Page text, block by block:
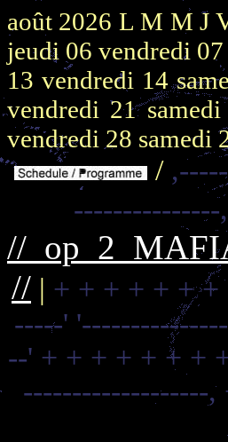
août 2026 L M M J
jeudi 06vendredi 07
13vendredi 14
vendredi 21
vendredi 28 samedi
/
---------------,
//
// | + + + + + +
-----'
--' + + + + + + +
-------------------,